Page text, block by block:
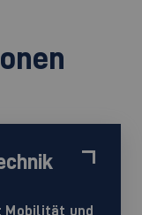
Mobilität und